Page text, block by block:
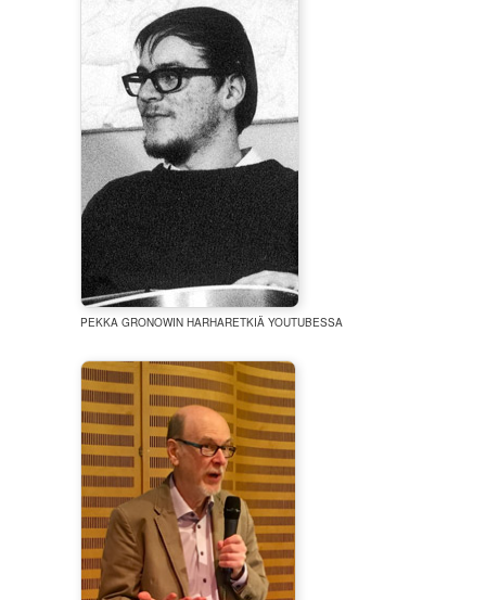
PEKKA GRONOWIN HARHARETKIÄ YOUTUBESSA